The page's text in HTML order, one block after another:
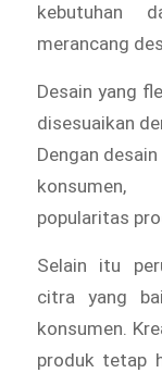
kebutuhan
merancang
Desain yang
disesuaikan
Dengan
konsumen,
popularitas
Selain itu
citra yang
konsumen.
produk tetap